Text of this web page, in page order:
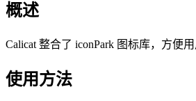
概述
Calicat 整合了 iconPark 图标库，方便
使用方法